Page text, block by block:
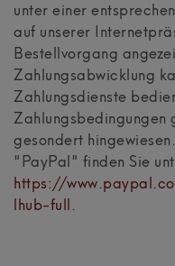
unter einer
auf unserer
Bestellvorgang
Zahlungsabwicklung
Zahlungsdienste
Zahlungsbedingungen
gesondert
"PayPal" finden Sie
https://
lhub-full .